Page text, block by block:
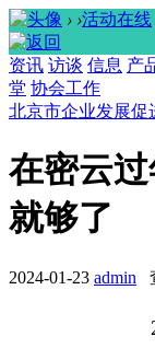
› ›活动在线
资讯 访谈 信息 产
堂 协会工作
北京市企业发展促
在密云
就够了
2024-01-23 admin